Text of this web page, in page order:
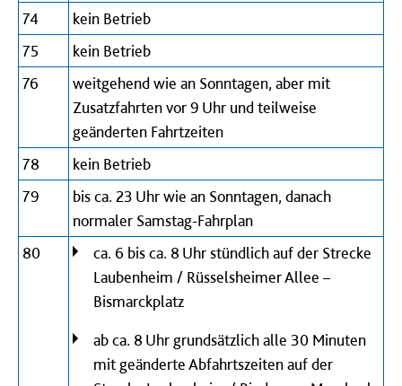
74
kein Betrieb
75
kein Betrieb
76
weitgehend wie an Sonntagen, aber mit
Zusatzfahrten vor 9 Uhr und teilweise
geänderten Fahrtzeiten
78
kein Betrieb
79
bis ca. 23 Uhr wie an Sonntagen, danach
normaler Samstag-Fahrplan
80
ca. 6 bis ca. 8 Uhr stündlich auf der Strecke
Laubenheim / Rüsselsheimer Allee –
Bismarckplatz
ab ca. 8 Uhr grundsätzlich alle 30 Minuten
mit geänderte Abfahrtszeiten auf der